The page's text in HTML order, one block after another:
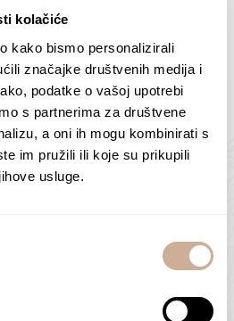
kolačiće
kako bismo personalizirali
značajke društvenih medija i
podatke o vašoj upotrebi
s partnerima za društvene
a oni ih mogu kombinirati s
im pružili ili koje su prikupili
usluge.
€Raspon
cijena:
od
75,00 €
138,00 €
Antarktika – krajolik
2
75,00€ – 138,00€Raspon
cijena:
od
ODABERI OPCIJE
Moreškanti – sjena